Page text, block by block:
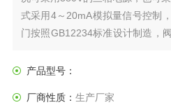
式采用4～20mA模拟量信号控制
门按照GB12234标准设计制造，
力密封，也能对低的介质压力进行
产品型号：
厂商性质： 生产厂家